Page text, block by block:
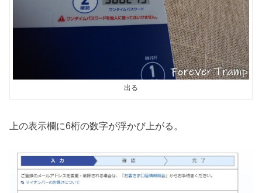
出る
上の表示欄に6桁の数字が浮かび上がる。